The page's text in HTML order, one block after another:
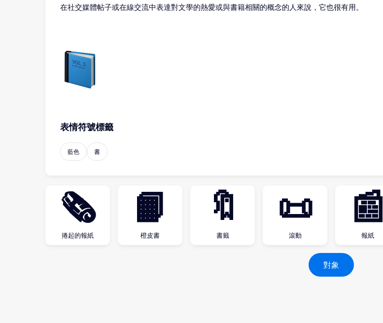
在社交媒體帖子或在線交流中表達對文學的熱愛或與書籍相關的概念的人來說，它也很有用。
表情符號標籤
藍色 書
🗞
捲起的報紙
📙
橙皮書
🔖
書籤
📜
滾動
📰
報紙
對象